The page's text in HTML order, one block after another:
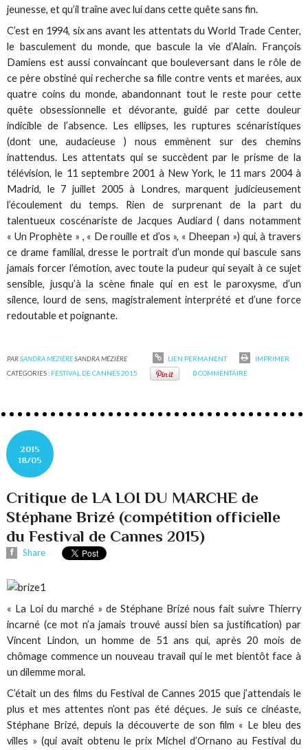
jeunesse, et qu’il traîne avec lui dans cette quête sans fin.
C’est en 1994, six ans avant les attentats du World Trade Center,
le basculement du monde, que bascule la vie d’Alain. François
Damiens est aussi convaincant que bouleversant dans le rôle de
ce père obstiné qui recherche sa fille contre vents et marées, aux
quatre coins du monde, abandonnant tout le reste pour cette
quête obsessionnelle et dévorante, guidé par cette douleur
indicible de l’absence. Les ellipses, les ruptures scénaristiques
(dont une, audacieuse ) nous emmènent sur des chemins
inattendus. Les attentats qui se succèdent par le prisme de la
télévision, le 11 septembre 2001 à New York, le 11 mars 2004 à
Madrid, le 7 juillet 2005 à Londres, marquent judicieusement
l’écoulement du temps. Rien de surprenant de la part du
talentueux coscénariste de Jacques Audiard ( dans notamment
« Un Prophète » , « De rouille et d’os », « Dheepan ») qui, à travers
ce drame familial, dresse le portrait d’un monde qui bascule sans
jamais forcer l’émotion, avec toute la pudeur qui seyait à ce sujet
sensible, jusqu’à la scène finale qui en est le paroxysme, d’un
silence, lourd de sens, magistralement interprété et d’une force
redoutable et poignante.
PARSANDRA MÉZIÈRESANDRA MÉZIÈRE LIEN PERMANENT
IMPRIMER
CATÉGORIES : FESTIVAL DE CANNES 2015 0COMMENTAIRE
2015
18/05
Critique de LA LOI DU MARCHE de
Stéphane Brizé (compétition officielle
du Festival de Cannes 2015)
Share
« La Loi du marché » de Stéphane Brizé nous fait suivre Thierry
incarné (ce mot n’a jamais trouvé aussi bien sa justification) par
Vincent Lindon, un homme de 51 ans qui, après 20 mois de
chômage commence un nouveau travail qui le met bientôt face à
un dilemme moral.
C’était un des films du Festival de Cannes 2015 que j’attendais le
plus et mes attentes n’ont pas été déçues. Je suis ce cinéaste,
Stéphane Brizé, depuis la découverte de son film « Le bleu des
villes » (qui avait obtenu le prix Michel d’Ornano au Festival du